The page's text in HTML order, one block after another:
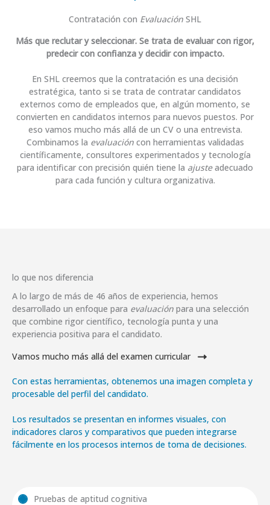
Contratación con Evaluación SHL
Más que reclutar y seleccionar. Se trata de evaluar con rigor,
predecir con confianza y decidir con impacto.
En SHL creemos que la contratación es una decisión
estratégica, tanto si se trata de contratar candidatos
externos como de empleados que, en algún momento, se
convierten en candidatos internos para nuevos puestos. Por
eso vamos mucho más allá de un CV o una entrevista.
Combinamos la evaluacióncon herramientas validadas
científicamente, consultores experimentados y tecnología
para identificar con precisión quién tiene la ajusteadecuado
para cada función y cultura organizativa.
lo que nos diferencia
A lo largo de más de 46 años de experiencia, hemos
desarrollado un enfoque para evaluación para una selección
que combine rigor científico, tecnología punta y una
experiencia positiva para el candidato.
Vamos mucho más allá del examen curricular
Con estas herramientas, obtenemos una imagen completa y
procesable del perfil del candidato.
Los resultados se presentan en informes visuales, con
indicadores claros y comparativos que pueden integrarse
fácilmente en los procesos internos de toma de decisiones.
Pruebas de aptitud cognitiva